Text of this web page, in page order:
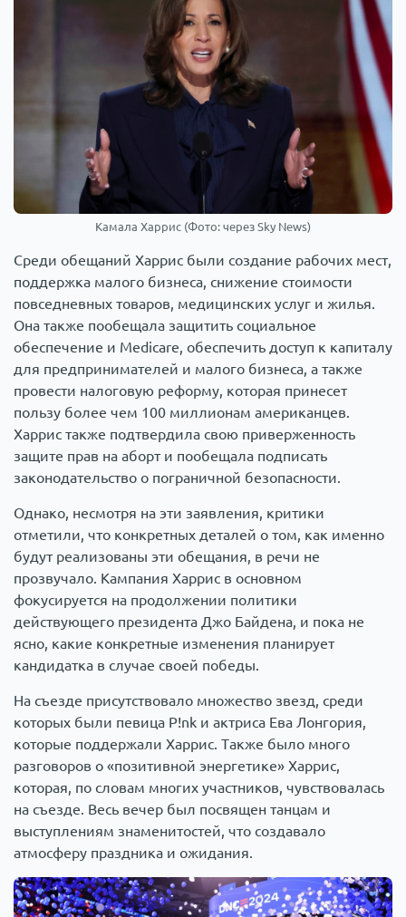
Камала Харрис (Фото: через Sky News)
Среди обещаний Харрис были создание рабочих мест,
поддержка малого бизнеса, снижение стоимости
повседневных товаров, медицинских услуг и жилья.
Она также пообещала защитить социальное
обеспечение и Medicare, обеспечить доступ к капиталу
для предпринимателей и малого бизнеса, а также
провести налоговую реформу, которая принесет
пользу более чем 100 миллионам американцев.
Харрис также подтвердила свою приверженность
защите прав на аборт и пообещала подписать
законодательство о пограничной безопасности.
Однако, несмотря на эти заявления, критики
отметили, что конкретных деталей о том, как именно
будут реализованы эти обещания, в речи не
прозвучало. Кампания Харрис в основном
фокусируется на продолжении политики
действующего президента Джо Байдена, и пока не
ясно, какие конкретные изменения планирует
кандидатка в случае своей победы.
На съезде присутствовало множество звезд, среди
которых были певица P!nk и актриса Ева Лонгория,
которые поддержали Харрис. Также было много
разговоров о «позитивной энергетике» Харрис,
которая, по словам многих участников, чувствовалась
на съезде. Весь вечер был посвящен танцам и
выступлениям знаменитостей, что создавало
атмосферу праздника и ожидания.